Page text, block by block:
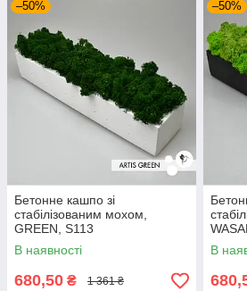
–50%
Бетонне кашпо зі
стабілізованим мохом,
GREEN, S113
В наявності
680,50 ₴ 1 361 ₴
–50%
В